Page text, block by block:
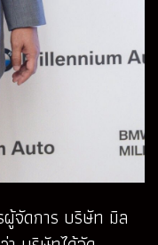
จัดการ บริษัท มิล